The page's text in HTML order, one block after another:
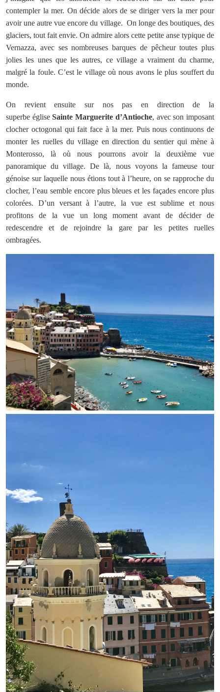
contempler la mer. On décide alors de se diriger vers la mer pour
avoir une autre vue encore du village. On longe des boutiques, des
glaciers, tout fait envie. On admire alors cette petite anse typique de
Vernazza, avec ses nombreuses barques de pêcheur toutes plus
jolies les unes que les autres, ce village a vraiment du charme,
malgré la foule. C’est le village où nous avons le plus souffert du
monde.
On revient ensuite sur nos pas en direction de la
superbe égliseSainte Marguerite d’Antioche, avec son imposant
clocher octogonal qui fait face à la mer. Puis nous continuons de
monter les ruelles du village en direction du sentier qui mène à
Monterosso, là où nous pourrons avoir la deuxième vue
panoramique du village. De là, nous voyons la fameuse tour
génoise sur laquelle nous étions tout à l’heure, on se rapproche du
clocher, l’eau semble encore plus bleues et les façades encore plus
colorées. D’un versant à l’autre, la vue est sublime et nous
profitons de la vue un long moment avant de décider de
redescendre et de rejoindre la gare par les petites ruelles
ombragées.